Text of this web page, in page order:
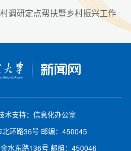
调研定点帮扶暨乡村振兴工作
术支持：信息化办公室
北环路36号 邮编：450045
水东路136号 邮编：450046